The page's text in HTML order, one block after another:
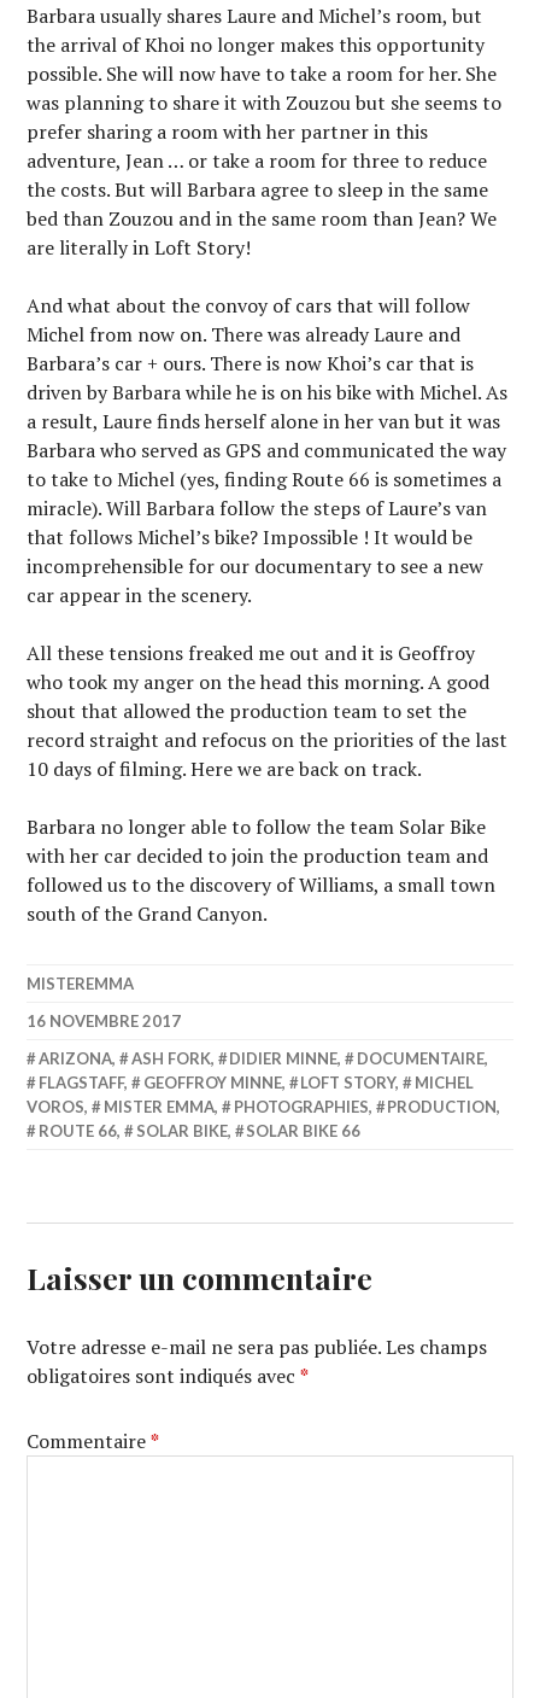
Barbara usually shares Laure and Michel’s room, but
the arrival of Khoi no longer makes this opportunity
possible. She will now have to take a room for her. She
was planning to share it with Zouzou but she seems to
prefer sharing a room with her partner in this
adventure, Jean … or take a room for three to reduce
the costs. But will Barbara agree to sleep in the same
bed than Zouzou and in the same room than Jean? We
are literally in Loft Story!
And what about the convoy of cars that will follow
Michel from now on. There was already Laure and
Barbara’s car + ours. There is now Khoi’s car that is
driven by Barbara while he is on his bike with Michel. As
a result, Laure finds herself alone in her van but it was
Barbara who served as GPS and communicated the way
to take to Michel (yes, finding Route 66 is sometimes a
miracle). Will Barbara follow the steps of Laure’s van
that follows Michel’s bike? Impossible ! It would be
incomprehensible for our documentary to see a new
car appear in the scenery.
All these tensions freaked me out and it is Geoffroy
who took my anger on the head this morning. A good
shout that allowed the production team to set the
record straight and refocus on the priorities of the last
10 days of filming. Here we are back on track.
Barbara no longer able to follow the team Solar Bike
with her car decided to join the production team and
followed us to the discovery of Williams, a small town
south of the Grand Canyon.
MISTEREMMA
16 NOVEMBRE 2017
ARIZONA, ASH FORK, DIDIER MINNE, DOCUMENTAIRE,
FLAGSTAFF, GEOFFROY MINNE, LOFT STORY,
MICHEL
VOROS, MISTER EMMA, PHOTOGRAPHIES, PRODUCTION,
ROUTE 66, SOLAR BIKE, SOLAR BIKE 66
Laisser un commentaire
Votre adresse e-mail ne sera pas publiée. Les champs
obligatoires sont indiqués avec*
Commentaire*